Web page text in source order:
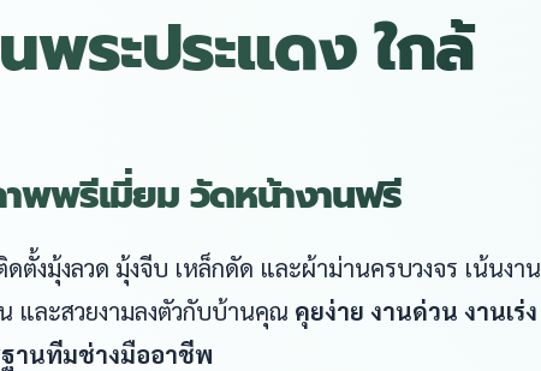
พระประแดง ใกล้
พพรีเมี่ยม วัดหน้างานฟรี
ตั้งมุ้งลวด มุ้งจีบ เหล็กดัด และผ้าม่านครบวงจร เน้นงาน
และสวยงามลงตัวกับบ้านคุณ คุยง่าย งานด่วน งานเร่ง
านทีมช่างมืออาชีพ